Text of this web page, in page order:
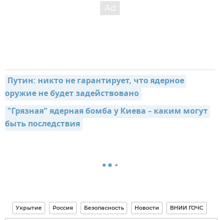
Путин: никто не гарантирует, что ядерное
оружие не будет задействовано
"Грязная" ядерная бомба у Киева – каким могут
быть последствия
Укрытие Россия Безопасность Новости ВНИИ ГОЧС